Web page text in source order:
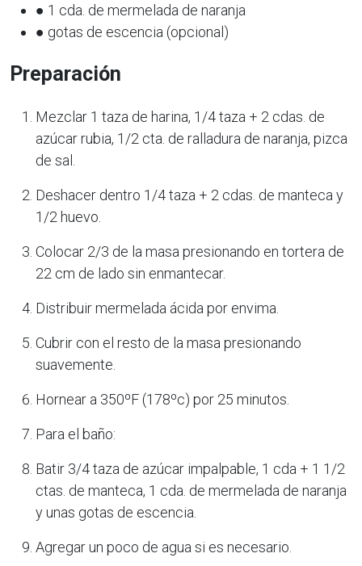
● 1 cda. de mermelada de naranja
● gotas de escencia (opcional)
Preparación
Mezclar 1 taza de harina, 1/4 taza + 2 cdas. de
azúcar rubia, 1/2 cta. de ralladura de naranja, pizca
de sal.
Deshacer dentro 1/4 taza + 2 cdas. de manteca y
1/2 huevo.
Colocar 2/3 de la masa presionando en tortera de
22 cm de lado sin enmantecar.
Distribuir mermelada ácida por envima.
Cubrir con el resto de la masa presionando
suavemente.
Hornear a 350ºF (178ºc) por 25 minutos.
Para el baño:
Batir 3/4 taza de azúcar impalpable, 1 cda + 1 1/2
ctas. de manteca, 1 cda. de mermelada de naranja
y unas gotas de escencia.
Agregar un poco de agua si es necesario.